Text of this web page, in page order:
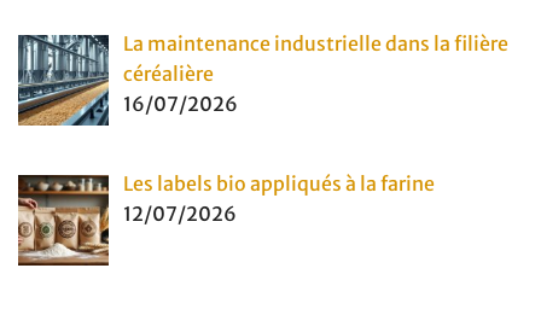
La maintenance industrielle dans la filière
céréalière
16/07/2026
Les labels bio appliqués à la farine
12/07/2026